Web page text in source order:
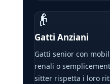
👴
Gatti Anziani
Gatti senior con
renali o
sitter rispetta i loro